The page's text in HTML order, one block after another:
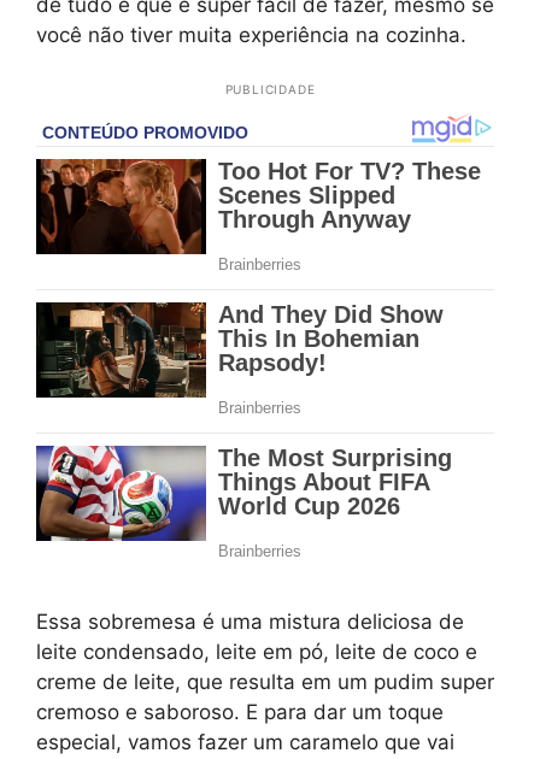
de tudo é que é super fácil de fazer, mesmo se
você não tiver muita experiência na cozinha.
PUBLICIDADE
Essa sobremesa é uma mistura deliciosa de
leite condensado, leite em pó, leite de coco e
creme de leite, que resulta em um pudim super
cremoso e saboroso. E para dar um toque
especial, vamos fazer um caramelo que vai